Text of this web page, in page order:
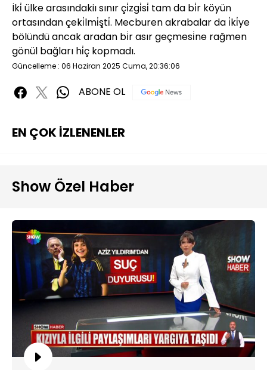
İki̇ ülke arasındakiı sınır çi̇zgi̇si̇ tam da bi̇r köyün
ortasından çeki̇lmi̇şti̇. Mecburen akrabalar da i̇ki̇ye
bölündü ancak aradan bi̇r asır geçmesi̇ne rağmen
gönül bağları hi̇ç kopmadı.
Güncelleme : 06 Haziran 2025 Cuma, 20:36:06
ABONE OL
EN ÇOK İZLENENLER
Show Özel Haber